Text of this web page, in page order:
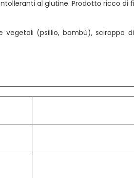
al glutine. Prodotto ricco di
(psillio, bambù), sciroppo